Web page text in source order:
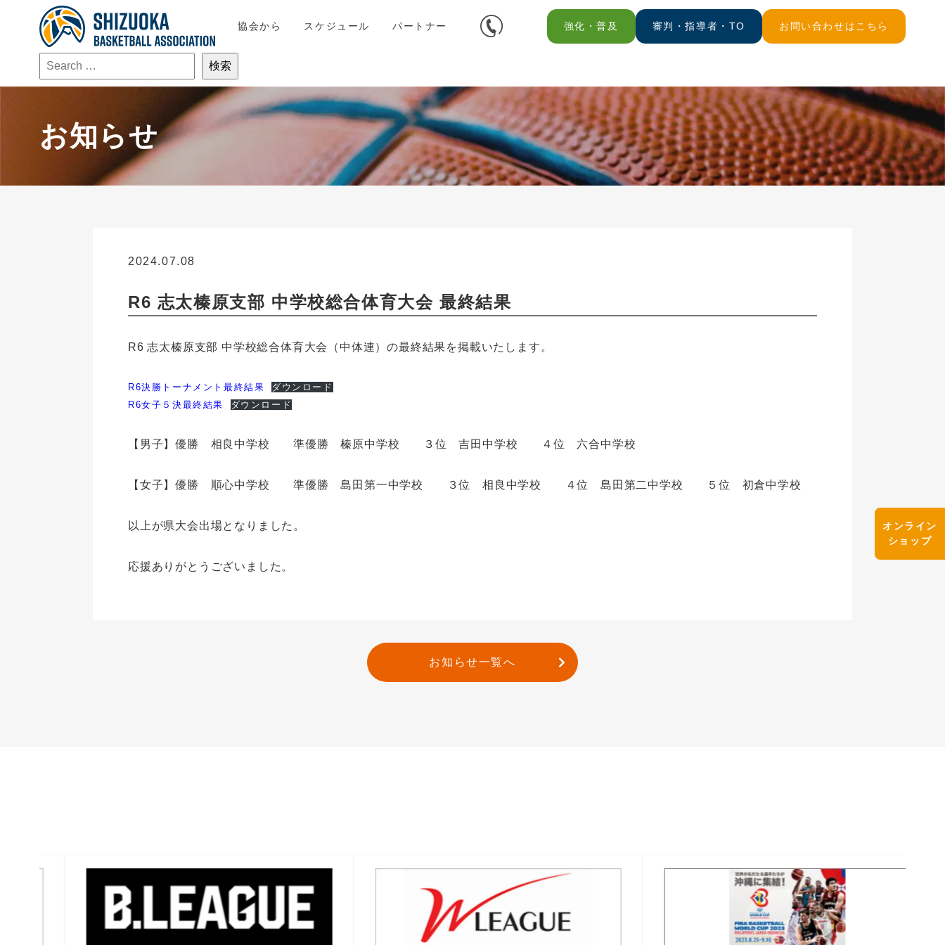
協会から スケジュール パートナー 強化・普及 審判・指導者・TO お問い合わせはこちら
オンライン
ショップ
お知らせ
2024.07.08
R6 志太榛原支部 中学校総合体育大会 最終結果
R6 志太榛原支部 中学校総合体育大会（中体連）の最終結果を掲載いたします。
R6決勝トーナメント最終結果
ダウンロード
R6女子５決最終結果
ダウンロード
【男子】優勝 相良中学校 準優勝 榛原中学校 ３位 吉田中学校 ４位 六合中学校
【女子】優勝 順心中学校 準優勝 島田第一中学校 ３位 相良中学校 ４位 島田第二中学校 ５位 初倉中学校
以上が県大会出場となりました。
応援ありがとうございました。
お知らせ一覧へ
バナー一覧